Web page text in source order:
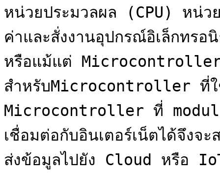
หน่วยประมวลผล (CPU) หน่ว
ค่าและสั่งงานอุปกรณ์อิเล็กท
หรือแม้แต่ Microcontroller
สำหรับMicrocontroller ที่ใ
Microcontroller ที่ module
เชื่อมต่อกับอินเตอร์เน็ตได้จึง
ส่งข้อมูลไปยัง Cloud หรือ